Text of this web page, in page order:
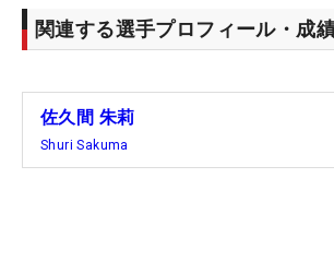
大勢の方が応援に来てくれているの
をお見せしたいです」。序盤で流れ
関連する選手プロフィール・成
佐久間 朱莉
Shuri Sakuma